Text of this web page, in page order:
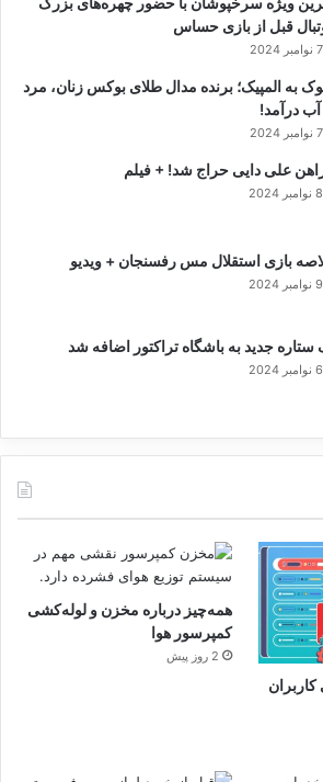
آیفون ۱۶ نسخه CH (۱۲۸
105 میلیون و
300 هزار تومان
آیفون ۱۶ پرو نسخه ZAA
مکس نسخه
مکس نسخه
تومان
نسخه
کپی لینک
قبل از بازی حساس
7 نوامبر 2024
به المپیک؛ برنده مدال طلای بوکس زنان، مرد
آب درآمد!
7 نوامبر 2024
علی دایی حراج شد! + فیلم
8 نوامبر 2024
بازی استقلال مس رفسنجان + ویدیو
9 نوامبر 2024
ستاره جدید به باشگاه تراکتور اضافه شد
6 نوامبر 2024
همه‌چیز درباره مخزن و لوله‌کشی
کمپرسور هوا
2 روز پیش